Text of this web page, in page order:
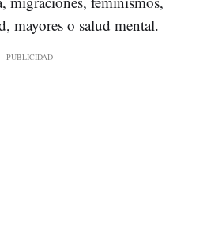
mayores o salud mental.